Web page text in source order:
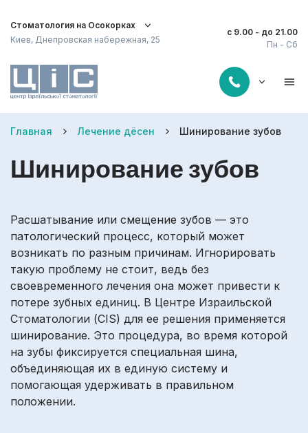
Стоматология на Осокорках
Киев, Днепровская набережная, 25
Пн - Сб
с 9.00 - до 21.00
Главная Лечение дёсен Шинирование зубов
Шинирование зубов
Расшатывание или смещение зубов — это
патологический процесс, который может
возникать по разным причинам. Игнорировать
такую проблему не стоит, ведь без
своевременного лечения она может привести к
потере зубных единиц. В Центре Израильской
Стоматологии (CIS) для ее решения применяется
шинирование. Это процедура, во время которой
на зубы фиксируется специальная шина,
объединяющая их в единую систему и
помогающая удерживать в правильном
положении.